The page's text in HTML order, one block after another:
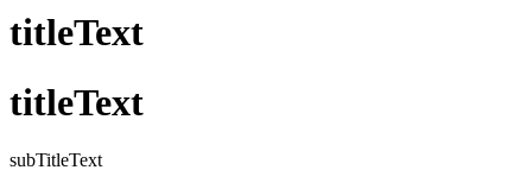
titleText
titleText
subTitleText